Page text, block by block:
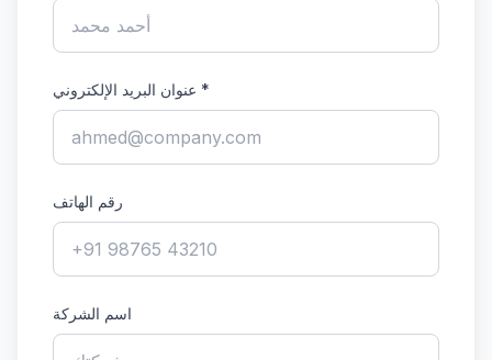
عنوان البريد الإلكتروني *
رقم الهاتف
اسم الشركة